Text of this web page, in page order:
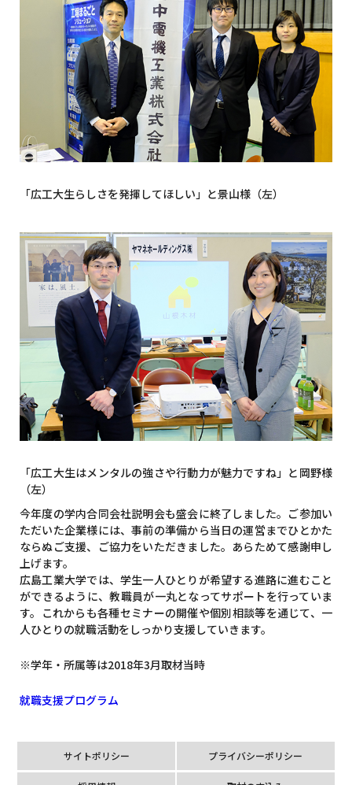
「広工大生らしさを発揮してほしい」と景山様（左）
「広工大生はメンタルの強さや行動力が魅力ですね」と岡野様
（左）
今年度の学内合同会社説明会も盛会に終了しました。ご参加い
ただいた企業様には、事前の準備から当日の運営までひとかた
ならぬご支援、ご協力をいただきました。あらためて感謝申し
上げます。
広島工業大学では、学生一人ひとりが希望する進路に進むこと
ができるように、教職員が一丸となってサポートを行っていま
す。これからも各種セミナーの開催や個別相談等を通じて、一
人ひとりの就職活動をしっかり支援していきます。
※学年・所属等は2018年3月取材当時
就職支援プログラム
サイトポリシー プライバシーポリシー